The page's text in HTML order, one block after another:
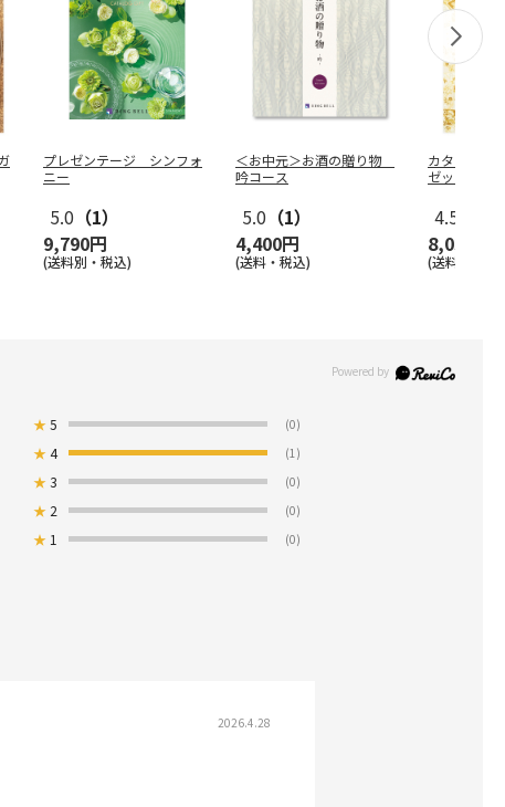
プレゼンテージ シンフォ
ニー
5.0 （1）
9,790円
(送料別・税込)
＜お中元＞お酒の贈り物
吟コース
5.0 （1）
4,400円
(送料・税込)
カタログチ
ゼット
4.5
8,030円
(送料別・税
★5 (0)
★4 (1)
★3 (0)
★ 2 (0)
★ 1 (0)
2026.4.28